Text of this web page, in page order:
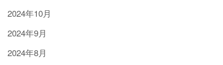
2024年10月
2024年9月
2024年8月